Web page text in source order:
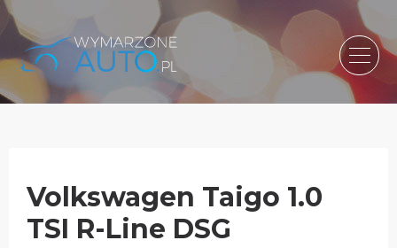
Volkswagen Taigo 1.0
TSI R-Line DSG